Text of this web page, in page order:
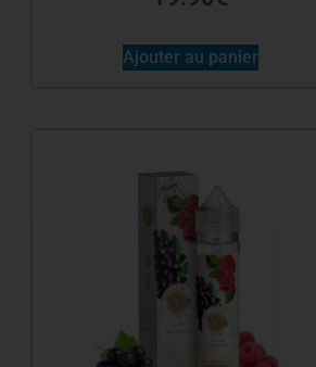
Ajouter au panier